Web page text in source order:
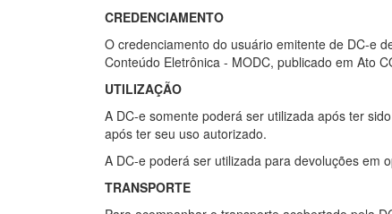
CREDENCIAMENTO
O credenciamento do usuário emitente de DC-e
Conteúdo Eletrônica - MODC, publicado em Ato
UTILIZAÇÃO
A DC-e somente poderá ser utilizada após ter
após ter seu uso autorizado.
A DC-e poderá ser utilizada para devoluções em
TRANSPORTE